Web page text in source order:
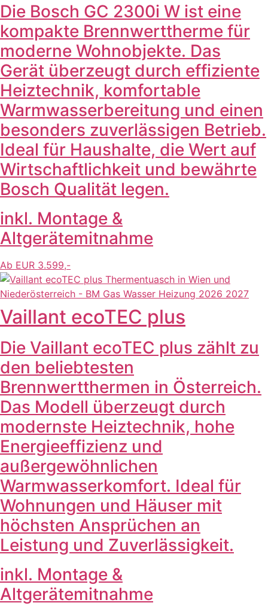
Die Bosch GC 2300i W ist eine
kompakte Brennwerttherme für
moderne Wohnobjekte. Das
Gerät überzeugt durch effiziente
Heiztechnik, komfortable
Warmwasserbereitung und einen
besonders zuverlässigen Betrieb.
Ideal für Haushalte, die Wert auf
Wirtschaftlichkeit und bewährte
Bosch Qualität legen.
inkl. Montage &
Altgerätemitnahme
Ab EUR 3.599,-
Vaillant ecoTEC plus
Die Vaillant ecoTEC plus zählt zu
den beliebtesten
Brennwertthermen in Österreich.
Das Modell überzeugt durch
modernste Heiztechnik, hohe
Energieeffizienz und
außergewöhnlichen
Warmwasserkomfort. Ideal für
Wohnungen und Häuser mit
höchsten Ansprüchen an
Leistung und Zuverlässigkeit.
inkl. Montage &
Altgerätemitnahme